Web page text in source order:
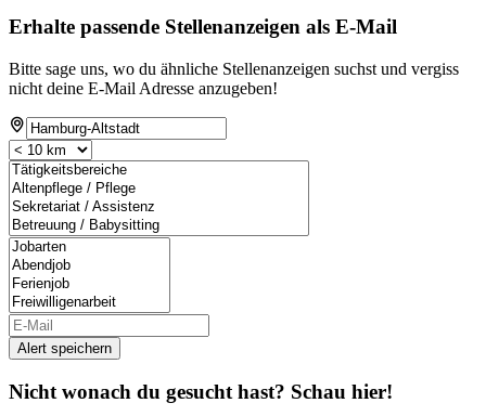
Erhalte passende Stellenanzeigen als E-Mail
Bitte sage uns, wo du ähnliche Stellenanzeigen suchst und vergiss
nicht deine E-Mail Adresse anzugeben!
Alert speichern
Nicht wonach du gesucht hast? Schau hier!